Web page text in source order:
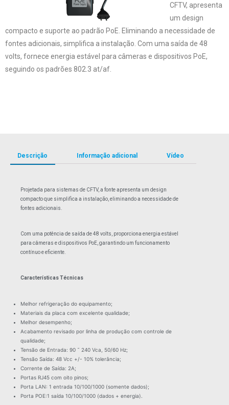
CFTV, apresenta
um design
compacto e suporte ao padrão PoE. Eliminando a necessidade de
fontes adicionais, simplifica a instalação. Com uma saída de 48
volts, fornece energia estável para câmeras e dispositivos PoE,
seguindo os padrões 802.3 at/af.
Descrição Informação adicional Vídeo
Projetada para sistemas de CFTV, a fonte apresenta um design
compacto que simplifica a instalação, eliminando a necessidade de
fontes adicionais.
Com uma potência de saída de 48 volts, proporciona energia estável
para câmeras e dispositivos PoE, garantindo um funcionamento
contínuo e eficiente.
Características Técnicas
Melhor refrigeração do equipamento;
Materiais da placa com excelente qualidade;
Melhor desempenho;
Acabamento revisado por linha de produção com controle de
qualidade;
Tensão de Entrada: 90 ˜ 240 Vca, 50/60 Hz;
Tensão Saída: 48 Vcc +/- 10% tolerância;
Corrente de Saída: 2A;
Portas RJ45 com oito pinos;
Porta LAN: 1 entrada 10/100/1000 (somente dados);
Porta POE:1 saída 10/100/1000 (dados + energia).